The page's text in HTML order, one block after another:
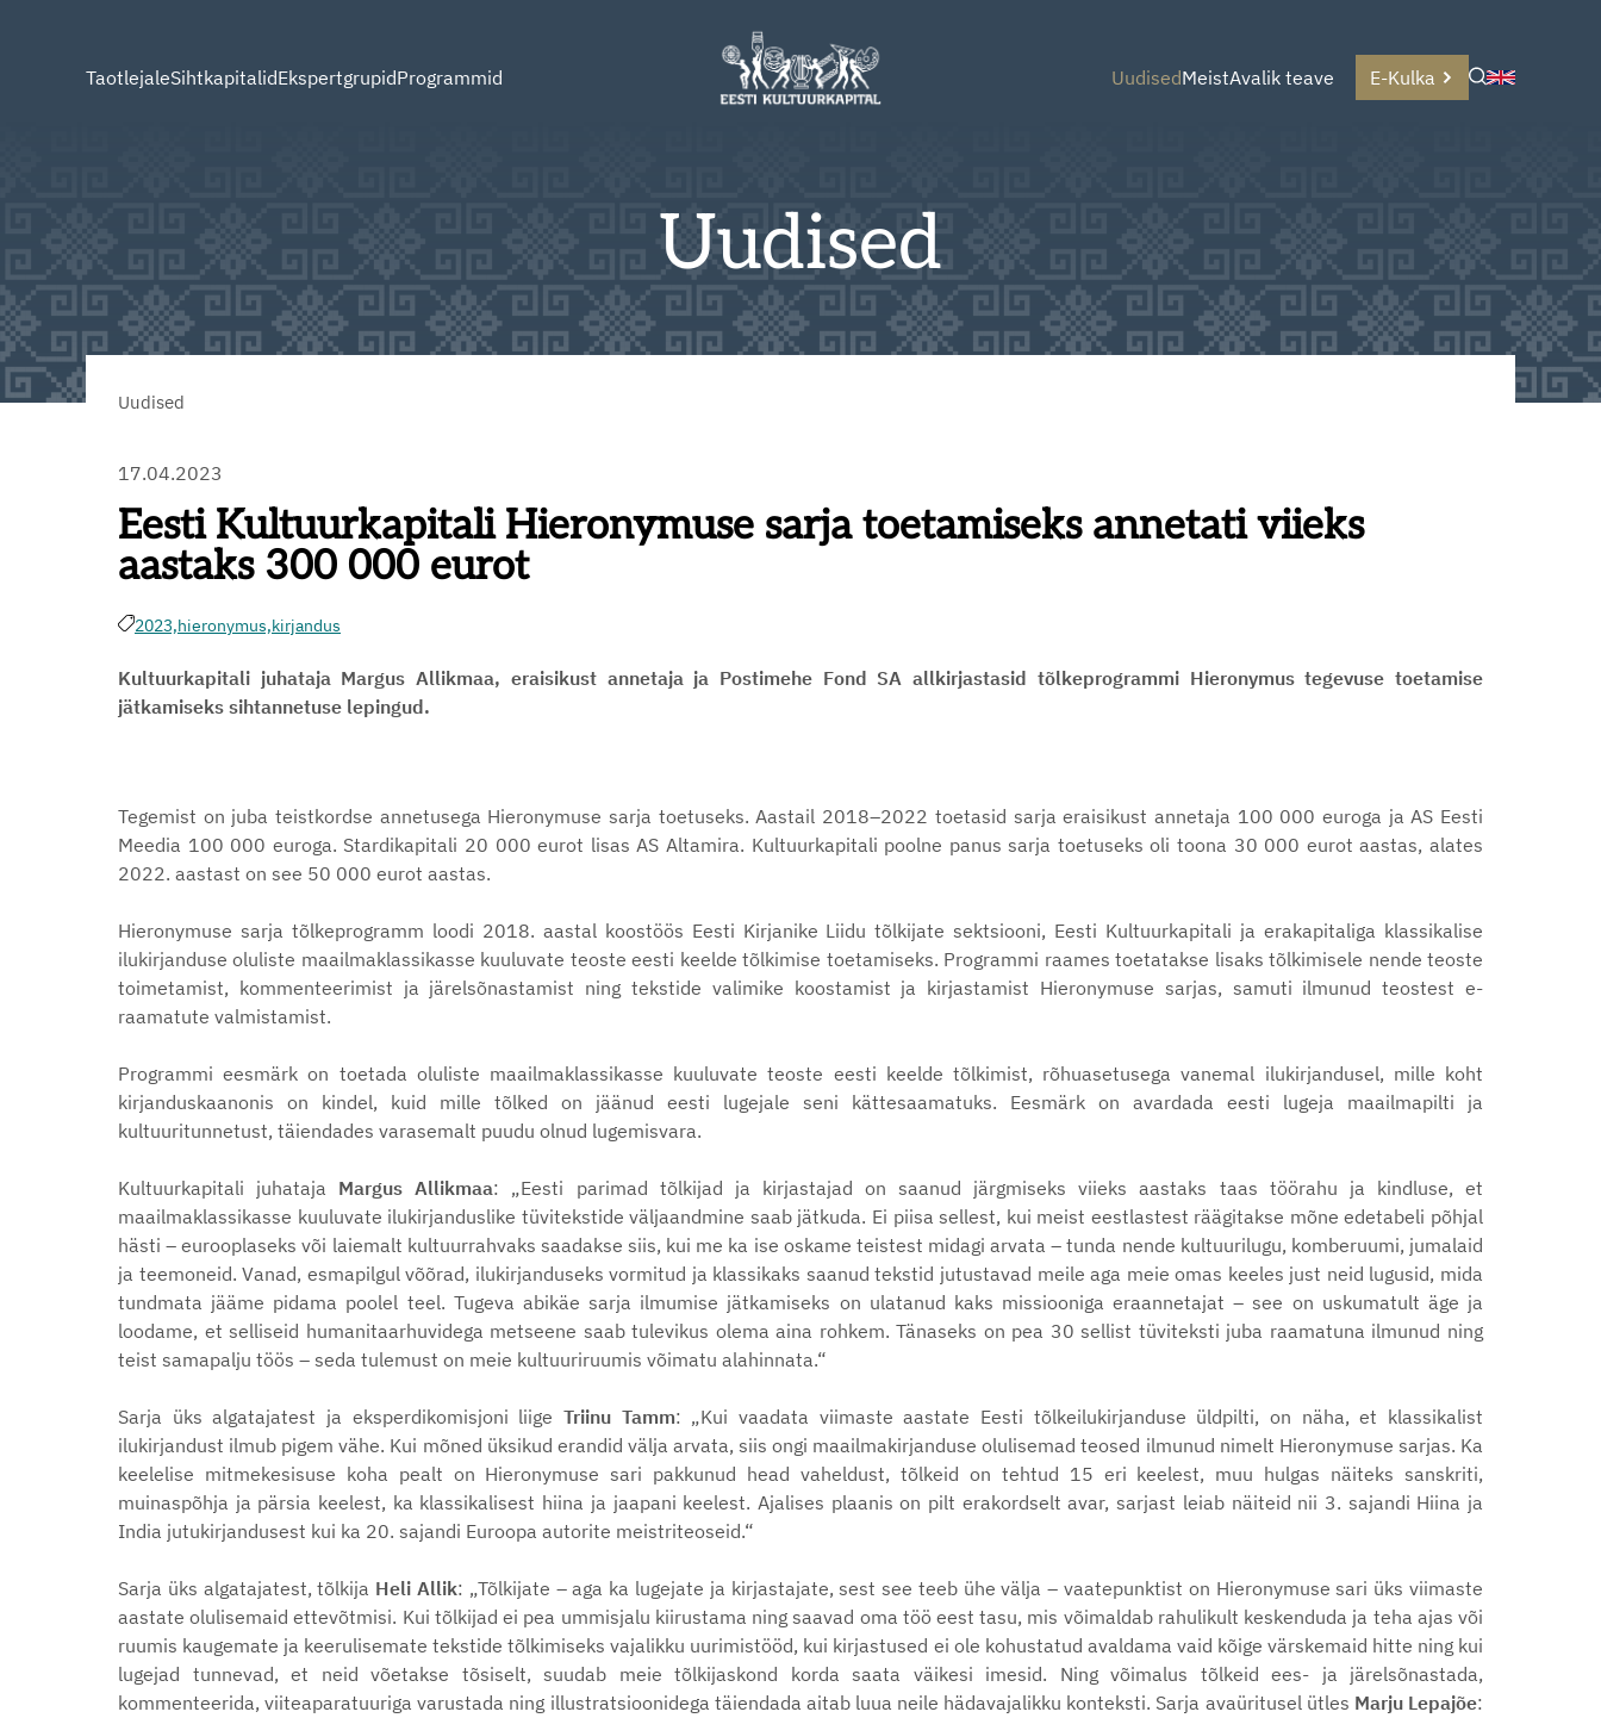
TaotlejaleSihtkapitalidEkspertgrupidProgrammid UudisedMeistAvalik teave E-Kulka
Uudised
Uudised
17.04.2023
Eesti Kultuurkapitali Hieronymuse sarja toetamiseks annetati viieks
aastaks 300 000 eurot
2023,hieronymus,kirjandus
Kultuurkapitali juhataja Margus Allikmaa, eraisikust annetaja ja Postimehe Fond SA allkirjastasid tõlkeprogrammi Hieronymus tegevuse toetamise
jätkamiseks sihtannetuse lepingud.
Tegemist on juba teistkordse annetusega Hieronymuse sarja toetuseks. Aastail 2018–2022 toetasid sarja eraisikust annetaja 100 000 euroga ja AS Eesti
Meedia 100 000 euroga. Stardikapitali 20 000 eurot lisas AS Altamira. Kultuurkapitali poolne panus sarja toetuseks oli toona 30 000 eurot aastas, alates
2022. aastast on see 50 000 eurot aastas.
Hieronymuse sarja tõlkeprogramm loodi 2018. aastal koostöös Eesti Kirjanike Liidu tõlkijate sektsiooni, Eesti Kultuurkapitali ja erakapitaliga klassikalise
ilukirjanduse oluliste maailmaklassikasse kuuluvate teoste eesti keelde tõlkimise toetamiseks. Programmi raames toetatakse lisaks tõlkimisele nende teoste
toimetamist, kommenteerimist ja järelsõnastamist ning tekstide valimike koostamist ja kirjastamist Hieronymuse sarjas, samuti ilmunud teostest e-
raamatute valmistamist.
Programmi eesmärk on toetada oluliste maailmaklassikasse kuuluvate teoste eesti keelde tõlkimist, rõhuasetusega vanemal ilukirjandusel, mille koht
kirjanduskaanonis on kindel, kuid mille tõlked on jäänud eesti lugejale seni kättesaamatuks. Eesmärk on avardada eesti lugeja maailmapilti ja
kultuuritunnetust, täiendades varasemalt puudu olnud lugemisvara.
Kultuurkapitali juhataja Margus Allikmaa: „Eesti parimad tõlkijad ja kirjastajad on saanud järgmiseks viieks aastaks taas töörahu ja kindluse, et
maailmaklassikasse kuuluvate ilukirjanduslike tüvitekstide väljaandmine saab jätkuda. Ei piisa sellest, kui meist eestlastest räägitakse mõne edetabeli põhjal
hästi – eurooplaseks või laiemalt kultuurrahvaks saadakse siis, kui me ka ise oskame teistest midagi arvata – tunda nende kultuurilugu, komberuumi, jumalaid
ja teemoneid. Vanad, esmapilgul võõrad, ilukirjanduseks vormitud ja klassikaks saanud tekstid jutustavad meile aga meie omas keeles just neid lugusid, mida
tundmata jääme pidama poolel teel. Tugeva abikäe sarja ilmumise jätkamiseks on ulatanud kaks missiooniga eraannetajat – see on uskumatult äge ja
loodame, et selliseid humanitaarhuvidega metseene saab tulevikus olema aina rohkem. Tänaseks on pea 30 sellist tüviteksti juba raamatuna ilmunud ning
teist samapalju töös – seda tulemust on meie kultuuriruumis võimatu alahinnata.“
Sarja üks algatajatest ja eksperdikomisjoni liige Triinu Tamm: „Kui vaadata viimaste aastate Eesti tõlkeilukirjanduse üldpilti, on näha, et klassikalist
ilukirjandust ilmub pigem vähe. Kui mõned üksikud erandid välja arvata, siis ongi maailmakirjanduse olulisemad teosed ilmunud nimelt Hieronymuse sarjas. Ka
keelelise mitmekesisuse koha pealt on Hieronymuse sari pakkunud head vaheldust, tõlkeid on tehtud 15 eri keelest, muu hulgas näiteks sanskriti,
muinaspõhja ja pärsia keelest, ka klassikalisest hiina ja jaapani keelest. Ajalises plaanis on pilt erakordselt avar, sarjast leiab näiteid nii 3. sajandi Hiina ja
India jutukirjandusest kui ka 20. sajandi Euroopa autorite meistriteoseid.“
Sarja üks algatajatest, tõlkija Heli Allik: „Tõlkijate – aga ka lugejate ja kirjastajate, sest see teeb ühe välja – vaatepunktist on Hieronymuse sari üks viimaste
aastate olulisemaid ettevõtmisi. Kui tõlkijad ei pea ummisjalu kiirustama ning saavad oma töö eest tasu, mis võimaldab rahulikult keskenduda ja teha ajas või
ruumis kaugemate ja keerulisemate tekstide tõlkimiseks vajalikku uurimistööd, kui kirjastused ei ole kohustatud avaldama vaid kõige värskemaid hitte ning kui
lugejad tunnevad, et neid võetakse tõsiselt, suudab meie tõlkijaskond korda saata väikesi imesid. Ning võimalus tõlkeid ees- ja järelsõnastada,
kommenteerida, viiteaparatuuriga varustada ning illustratsioonidega täiendada aitab luua neile hädavajalikku konteksti. Sarja avaüritusel ütles Marju Lepajõe: